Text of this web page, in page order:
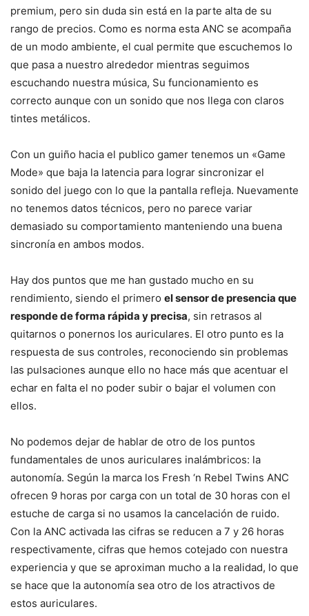
premium, pero sin duda sin está en la parte alta de su
rango de precios. Como es norma esta ANC se acompaña
de un modo ambiente, el cual permite que escuchemos lo
que pasa a nuestro alrededor mientras seguimos
escuchando nuestra música, Su funcionamiento es
correcto aunque con un sonido que nos llega con claros
tintes metálicos.
Con un guiño hacia el publico gamer tenemos un «Game
Mode» que baja la latencia para lograr sincronizar el
sonido del juego con lo que la pantalla refleja. Nuevamente
no tenemos datos técnicos, pero no parece variar
demasiado su comportamiento manteniendo una buena
sincronía en ambos modos.
Hay dos puntos que me han gustado mucho en su
rendimiento, siendo el primero el sensor de presencia que
responde de forma rápida y precisa, sin retrasos al
quitarnos o ponernos los auriculares. El otro punto es la
respuesta de sus controles, reconociendo sin problemas
las pulsaciones aunque ello no hace más que acentuar el
echar en falta el no poder subir o bajar el volumen con
ellos.
No podemos dejar de hablar de otro de los puntos
fundamentales de unos auriculares inalámbricos: la
autonomía. Según la marca los Fresh ‘n Rebel Twins ANC
ofrecen 9 horas por carga con un total de 30 horas con el
estuche de carga si no usamos la cancelación de ruido.
Con la ANC activada las cifras se reducen a 7 y 26 horas
respectivamente, cifras que hemos cotejado con nuestra
experiencia y que se aproximan mucho a la realidad, lo que
se hace que la autonomía sea otro de los atractivos de
estos auriculares.